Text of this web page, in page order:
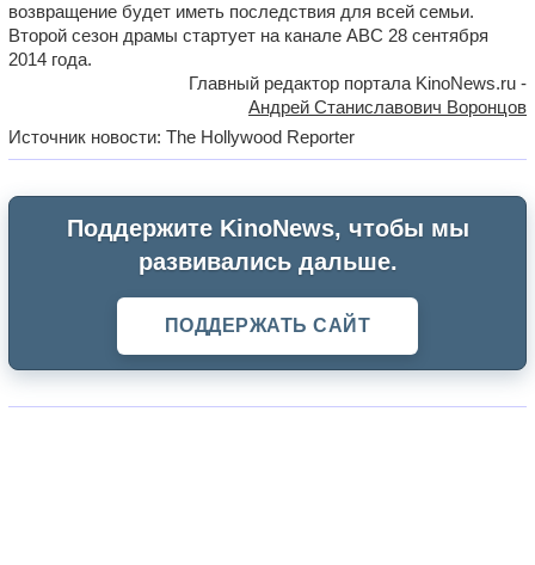
возвращение будет иметь последствия для всей семьи.
Второй сезон драмы стартует на канале ABC 28 сентября
2014 года.
Главный редактор портала KinoNews.ru -
Андрей Станиславович Воронцов
Источник новости: The Hollywood Reporter
Поддержите KinoNews, чтобы мы
развивались дальше.
ПОДДЕРЖАТЬ САЙТ